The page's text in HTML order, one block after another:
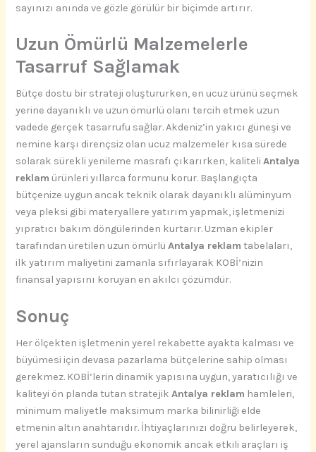
sayınızı anında ve gözle görülür bir biçimde artırır.
Uzun Ömürlü Malzemelerle
Tasarruf Sağlamak
Bütçe dostu bir strateji oluştururken, en ucuz ürünü seçmek
yerine dayanıklı ve uzun ömürlü olanı tercih etmek uzun
vadede gerçek tasarrufu sağlar. Akdeniz’in yakıcı güneşi ve
nemine karşı dirençsiz olan ucuz malzemeler kısa sürede
solarak sürekli yenileme masrafı çıkarırken, kaliteliAntalya
reklam ürünleri yıllarca formunu korur. Başlangıçta
bütçenize uygun ancak teknik olarak dayanıklı alüminyum
veya pleksi gibi materyallere yatırım yapmak, işletmenizi
yıpratıcı bakım döngülerinden kurtarır. Uzman ekipler
tarafından üretilen uzun ömürlüAntalya reklam tabelaları,
ilk yatırım maliyetini zamanla sıfırlayarak KOBİ’nizin
finansal yapısını koruyan en akılcı çözümdür.
Sonuç
Her ölçekten işletmenin yerel rekabette ayakta kalması ve
büyümesi için devasa pazarlama bütçelerine sahip olması
gerekmez. KOBİ’lerin dinamik yapısına uygun, yaratıcılığı ve
kaliteyi ön planda tutan stratejikAntalya reklam hamleleri,
minimum maliyetle maksimum marka bilinirliği elde
etmenin altın anahtarıdır. İhtiyaçlarınızı doğru belirleyerek,
yerel ajansların sunduğu ekonomik ancak etkili araçları iş